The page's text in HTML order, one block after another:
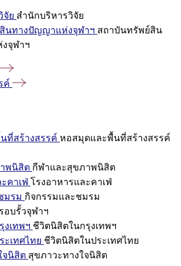
จัย สำนักบริหารวิจัย
นทางปัญญาแห่งจุฬาฯ สถาบันทรัพย์สิน
จุฬาฯ
ค์
ที่สร้างสรรค์ หอสมุดและพื้นที่สร้างสรรค์
พนิสิต กีฬาและสุขภาพนิสิต
คาเฟ่ โรงอาหารและคาเฟ่
มรม กิจกรรมและชมรม
รอบรั้วจุฬาฯ
งเทพฯ ชีวิตนิสิตในกรุงเทพฯ
ะเทศไทย ชีวิตนิสิตในประเทศไทย
จนิสิต สุขภาวะทางใจนิสิต